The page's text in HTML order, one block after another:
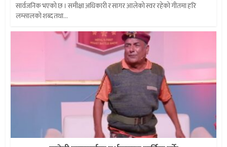
सार्वजनिक भएको छ । समीक्षा अधिकारी र सागर आलेको स्वर रहेको गीतमा हरि
लम्सालको शब्द तथा...